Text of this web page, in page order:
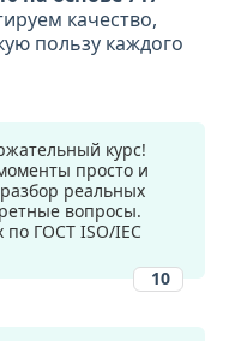
качество,
пользу каждого
курс!
просто и
реальных
вопросы.
ГОСТ ISO/IEC
10